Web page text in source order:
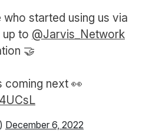
started using us via
to @Jarvis_Network
🤝
coming next 👀
December 6, 2022